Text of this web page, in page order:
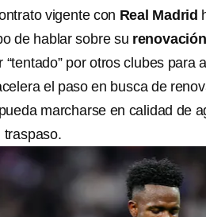
vigente con Real Madrid
de hablar sobre su renovación
por otros clubes para
el paso en busca de
marcharse en calidad de
traspaso.